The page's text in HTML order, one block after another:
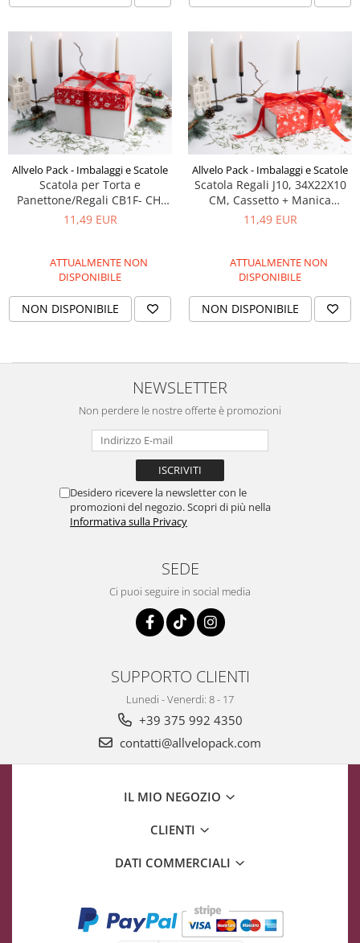
Allvelo Pack - Imbalaggi e Scatole
Scatola per Torta e
Panettone/Regali CB1F- CH,
Stampa natalizie, Finestra
11,49 EUR
ATTUALMENTE NON
DISPONIBILE
NON DISPONIBILE
Allvelo Pack - Imbalaggi e Scatole
Scatola Regali J10, 34X22X10
CM, Cassetto + Manica
Stampa natalizie, Set 5 pezzi
11,49 EUR
ATTUALMENTE NON
DISPONIBILE
NON DISPONIBILE
NEWSLETTER
Non perdere le nostre offerte è promozioni
Desidero ricevere la newsletter con le
promozioni del negozio. Scopri di più nella
Informativa sulla Privacy
SEDE
Ci puoi seguire in social media
SUPPORTO CLIENTI
Lunedi - Venerdi: 8 - 17
+39 375 992 4350
contatti@allvelopack.com
IL MIO NEGOZIO
CLIENTI
DATI COMMERCIALI